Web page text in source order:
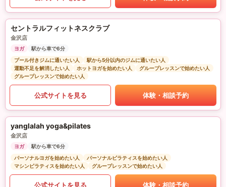
セントラルフィットネスクラブ
金沢店
ヨガ
駅から車で6分
プール付きジムに通いたい人
駅から5分以内のジムに通いたい人
運動不足を解消したい人
ホットヨガを始めたい人
グループレッスンで始めたい人
グループレッスンで始めたい人
公式サイトを見る 体験・相談予約
yanglalah yoga&pilates
金沢店
ヨガ
駅から車で6分
パーソナルヨガを始めたい人
パーソナルピラティスを始めたい人
マシンピラティスを始めたい人
グループレッスンで始めたい人
公式サイトを見る 体験・相談予約